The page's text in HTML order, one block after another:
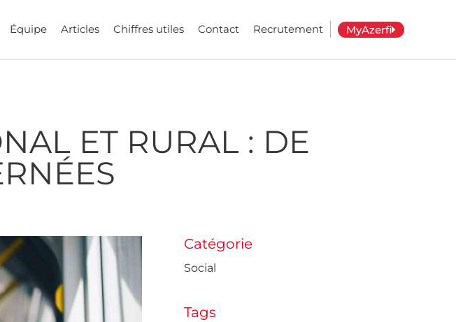
Équipe Articles Chiffres utiles Contact Recrutement MyAzerfi
ET RURAL : DE
Catégorie
Social
Tags